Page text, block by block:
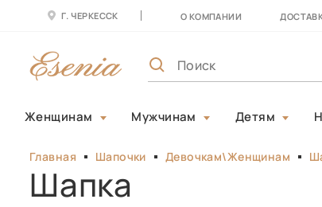
Г. ЧЕРКЕССК О КОМПАНИИ
Женщинам Мужчинам Детям
Главная Шапочки Девочкам\Женщинам
Шапка